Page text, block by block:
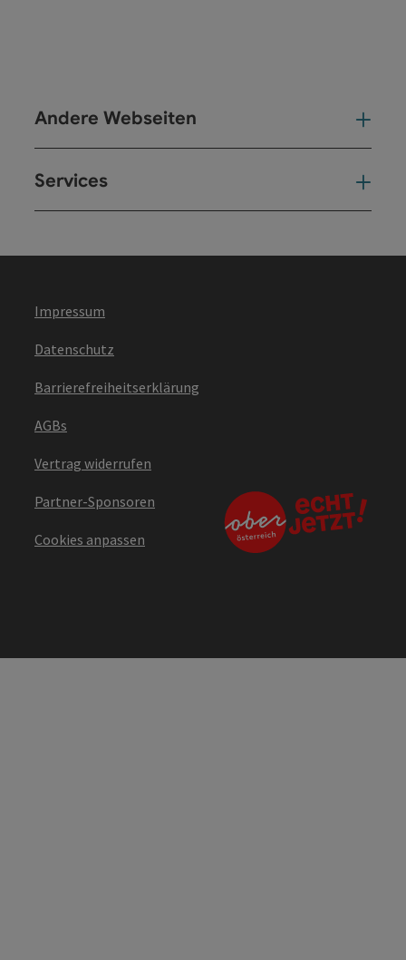
Andere Webseiten
Services
Impressum
Datenschutz
Barrierefreiheitserklärung
AGBs
Vertrag widerrufen
Partner-Sponsoren
Cookies anpassen